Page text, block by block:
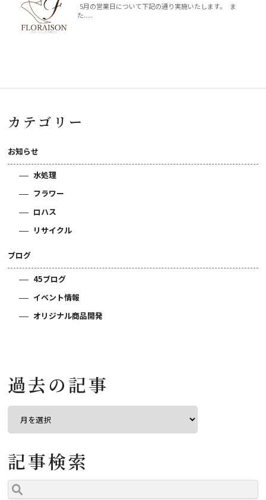
5月の営業日について下記の通り実施いたします。 ま
た.....
カテゴリー
お知らせ
水処理
フラワー
ロハス
リサイクル
ブログ
45ブログ
イベント情報
オリジナル商品開発
過去の記事
記事検索